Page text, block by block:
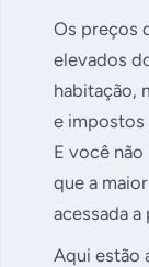
Os preços
elevados
habitação,
e impostos
E você
que a
acessada a
Aqui estão